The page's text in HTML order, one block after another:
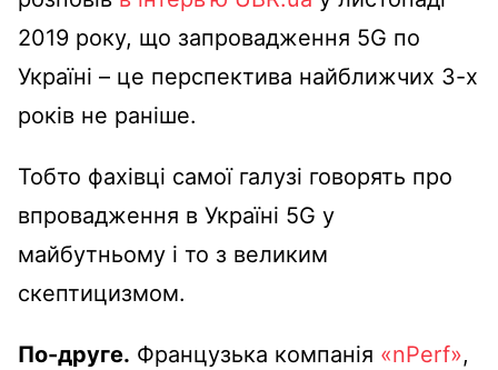
2019 року, що запровадження 5G по
Україні – це перспектива найближчих 3-х
років не раніше.
Тобто фахівці самої галузі говорять про
впровадження в Україні 5G у
майбутньому і то з великим
скептицизмом.
По-друге. Французька компанія «nPerf»,